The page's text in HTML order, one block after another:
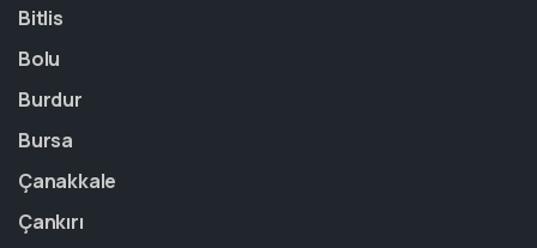
Bitlis
Bolu
Burdur
Bursa
Çanakkale
Çankırı